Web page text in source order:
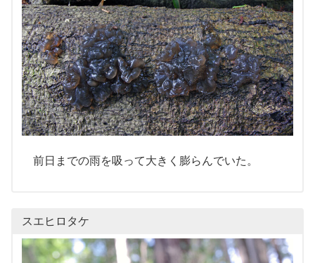
前日までの雨を吸って大きく膨らんでいた。
スエヒロタケ